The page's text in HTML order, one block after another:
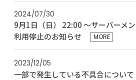
2024/07/30
9月1日（日） 22:00 ～サーバーメ
利用停止のお知らせ
MORE
2023/12/05
一部で発生している不具合について